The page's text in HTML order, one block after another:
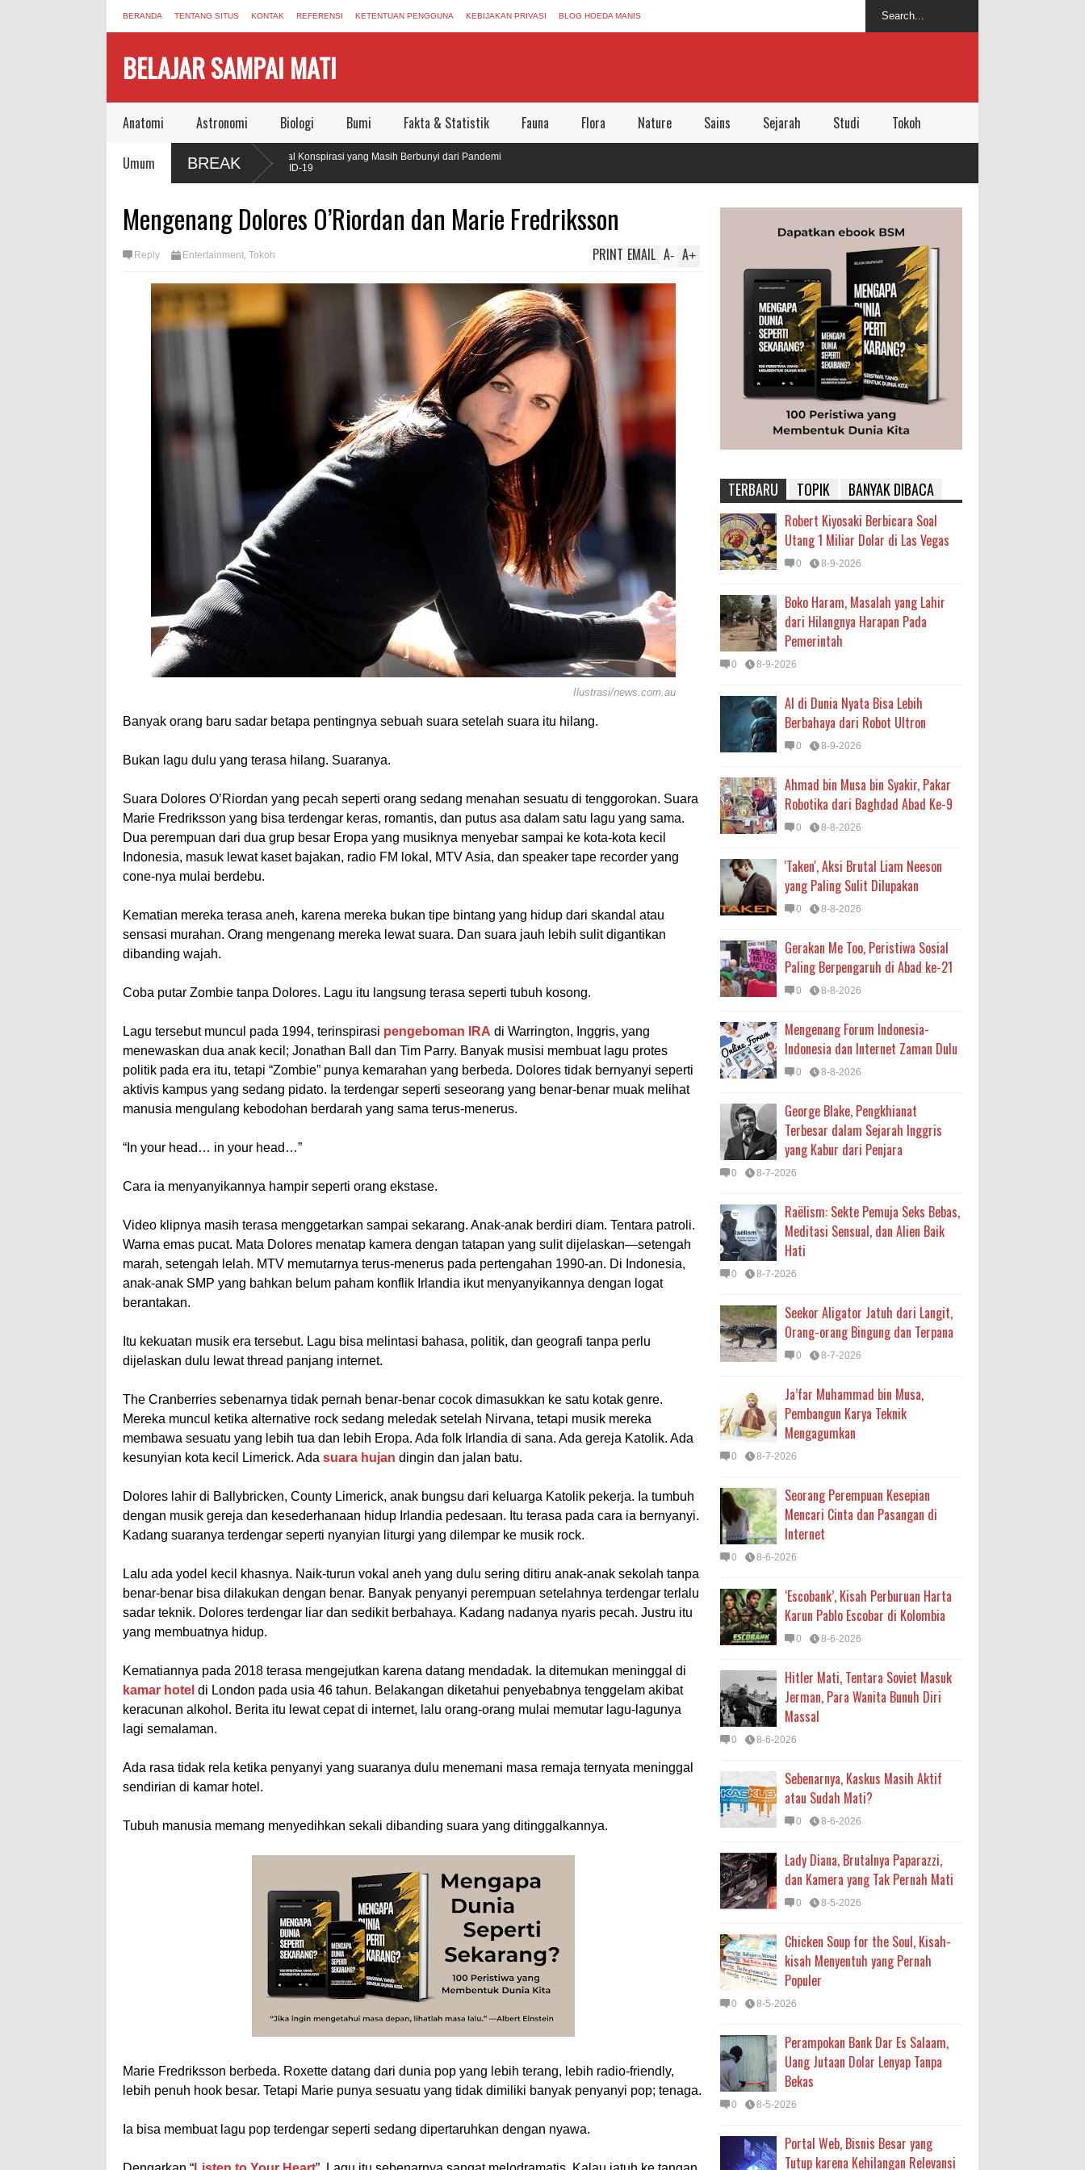
BERANDA TENTANG SITUS KONTAK REFERENSI KETENTUAN PENGGUNA KEBIJAKAN PRIVASI BLOG HOEDA MANIS
BELAJAR SAMPAI MATI
Anatomi Astronomi Biologi Bumi Fakta & Statistik Fauna Flora Nature Sains Sejarah Studi Tokoh
Umum BREAK
Mengubah Cara Manusia
Sinyal Konspirasi yang Masih Berbunyi dari Pandemi
COVID-19
Vaksin Polio
Mengenang Dolores O’Riordan dan Marie Fredriksson
Reply Entertainment Tokoh A+
A-
EMAIL
PRINT
Ilustrasi/news.com.au
Banyak orang baru sadar betapa pentingnya sebuah suara setelah suara itu hilang.
Bukan lagu dulu yang terasa hilang. Suaranya.
Suara Dolores O’Riordan yang pecah seperti orang sedang menahan sesuatu di tenggorokan. Suara
Marie Fredriksson yang bisa terdengar keras, romantis, dan putus asa dalam satu lagu yang sama.
Dua perempuan dari dua grup besar Eropa yang musiknya menyebar sampai ke kota-kota kecil
Indonesia, masuk lewat kaset bajakan, radio FM lokal, MTV Asia, dan speaker tape recorder yang
cone-nya mulai berdebu.
Kematian mereka terasa aneh, karena mereka bukan tipe bintang yang hidup dari skandal atau
sensasi murahan. Orang mengenang mereka lewat suara. Dan suara jauh lebih sulit digantikan
dibanding wajah.
Coba putar Zombie tanpa Dolores. Lagu itu langsung terasa seperti tubuh kosong.
Lagu tersebut muncul pada 1994, terinspirasi pengeboman IRA di Warrington, Inggris, yang
menewaskan dua anak kecil; Jonathan Ball dan Tim Parry. Banyak musisi membuat lagu protes
politik pada era itu, tetapi “Zombie” punya kemarahan yang berbeda. Dolores tidak bernyanyi seperti
aktivis kampus yang sedang pidato. Ia terdengar seperti seseorang yang benar-benar muak melihat
manusia mengulang kebodohan berdarah yang sama terus-menerus.
“In your head… in your head…”
Cara ia menyanyikannya hampir seperti orang ekstase.
Video klipnya masih terasa menggetarkan sampai sekarang. Anak-anak berdiri diam. Tentara patroli.
Warna emas pucat. Mata Dolores menatap kamera dengan tatapan yang sulit dijelaskan—setengah
marah, setengah lelah. MTV memutarnya terus-menerus pada pertengahan 1990-an. Di Indonesia,
anak-anak SMP yang bahkan belum paham konflik Irlandia ikut menyanyikannya dengan logat
berantakan.
Itu kekuatan musik era tersebut. Lagu bisa melintasi bahasa, politik, dan geografi tanpa perlu
dijelaskan dulu lewat thread panjang internet.
The Cranberries sebenarnya tidak pernah benar-benar cocok dimasukkan ke satu kotak genre.
Mereka muncul ketika alternative rock sedang meledak setelah Nirvana, tetapi musik mereka
membawa sesuatu yang lebih tua dan lebih Eropa. Ada folk Irlandia di sana. Ada gereja Katolik. Ada
kesunyian kota kecil Limerick. Ada suara hujan dingin dan jalan batu.
Dolores lahir di Ballybricken, County Limerick, anak bungsu dari keluarga Katolik pekerja. Ia tumbuh
dengan musik gereja dan kesederhanaan hidup Irlandia pedesaan. Itu terasa pada cara ia bernyanyi.
Kadang suaranya terdengar seperti nyanyian liturgi yang dilempar ke musik rock.
Lalu ada yodel kecil khasnya. Naik-turun vokal aneh yang dulu sering ditiru anak-anak sekolah tanpa
benar-benar bisa dilakukan dengan benar. Banyak penyanyi perempuan setelahnya terdengar terlalu
sadar teknik. Dolores terdengar liar dan sedikit berbahaya. Kadang nadanya nyaris pecah. Justru itu
yang membuatnya hidup.
Kematiannya pada 2018 terasa mengejutkan karena datang mendadak. Ia ditemukan meninggal di
kamar hotel di London pada usia 46 tahun. Belakangan diketahui penyebabnya tenggelam akibat
keracunan alkohol. Berita itu lewat cepat di internet, lalu orang-orang mulai memutar lagu-lagunya
lagi semalaman.
Ada rasa tidak rela ketika penyanyi yang suaranya dulu menemani masa remaja ternyata meninggal
sendirian di kamar hotel.
Tubuh manusia memang menyedihkan sekali dibanding suara yang ditinggalkannya.
Marie Fredriksson berbeda. Roxette datang dari dunia pop yang lebih terang, lebih radio-friendly,
lebih penuh hook besar. Tetapi Marie punya sesuatu yang tidak dimiliki banyak penyanyi pop; tenaga.
Ia bisa membuat lagu pop terdengar seperti sedang dipertaruhkan dengan nyawa.
TERBARU TOPIK BANYAK DIBACA
Robert Kiyosaki Berbicara Soal
Utang 1 Miliar Dolar di Las Vegas
0 8-9-2026
Boko Haram, Masalah yang Lahir
dari Hilangnya Harapan Pada
Pemerintah
0 8-9-2026
AI di Dunia Nyata Bisa Lebih
Berbahaya dari Robot Ultron
0 8-9-2026
Ahmad bin Musa bin Syakir, Pakar
Robotika dari Baghdad Abad Ke-9
0 8-8-2026
'Taken', Aksi Brutal Liam Neeson
yang Paling Sulit Dilupakan
0 8-8-2026
Gerakan Me Too, Peristiwa Sosial
Paling Berpengaruh di Abad ke-21
0 8-8-2026
Mengenang Forum Indonesia-
Indonesia dan Internet Zaman Dulu
0 8-8-2026
George Blake, Pengkhianat
Terbesar dalam Sejarah Inggris
yang Kabur dari Penjara
0 8-7-2026
Raëlism: Sekte Pemuja Seks Bebas,
Meditasi Sensual, dan Alien Baik
Hati
0 8-7-2026
Seekor Aligator Jatuh dari Langit,
Orang-orang Bingung dan Terpana
0 8-7-2026
Ja’far Muhammad bin Musa,
Pembangun Karya Teknik
Mengagumkan
0 8-7-2026
Seorang Perempuan Kesepian
Mencari Cinta dan Pasangan di
Internet
0 8-6-2026
‘Escobank’, Kisah Perburuan Harta
Karun Pablo Escobar di Kolombia
0 8-6-2026
Hitler Mati, Tentara Soviet Masuk
Jerman, Para Wanita Bunuh Diri
Massal
0 8-6-2026
Sebenarnya, Kaskus Masih Aktif
atau Sudah Mati?
0 8-6-2026
Lady Diana, Brutalnya Paparazzi,
dan Kamera yang Tak Pernah Mati
0 8-5-2026
Chicken Soup for the Soul, Kisah-
kisah Menyentuh yang Pernah
Populer
0 8-5-2026
Perampokan Bank Dar Es Salaam,
Uang Jutaan Dolar Lenyap Tanpa
Bekas
0 8-5-2026
Portal Web, Bisnis Besar yang
Tutup karena Kehilangan Relevansi